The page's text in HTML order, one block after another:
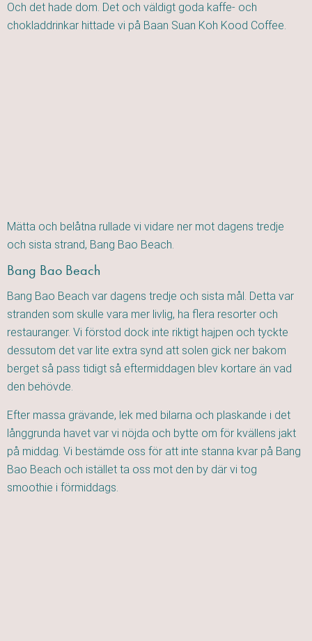
Och det hade dom. Det och väldigt goda kaffe- och
chokladdrinkar hittade vi på Baan Suan Koh Kood Coffee.
Mätta och belåtna rullade vi vidare ner mot dagens tredje
och sista strand, Bang Bao Beach.
Bang Bao Beach
Bang Bao Beach var dagens tredje och sista mål. Detta var
stranden som skulle vara mer livlig, ha flera resorter och
restauranger. Vi förstod dock inte riktigt hajpen och tyckte
dessutom det var lite extra synd att solen gick ner bakom
berget så pass tidigt så eftermiddagen blev kortare än vad
den behövde.
Efter massa grävande, lek med bilarna och plaskande i det
långgrunda havet var vi nöjda och bytte om för kvällens jakt
på middag. Vi bestämde oss för att inte stanna kvar på Bang
Bao Beach och istället ta oss mot den by där vi tog
smoothie i förmiddags.